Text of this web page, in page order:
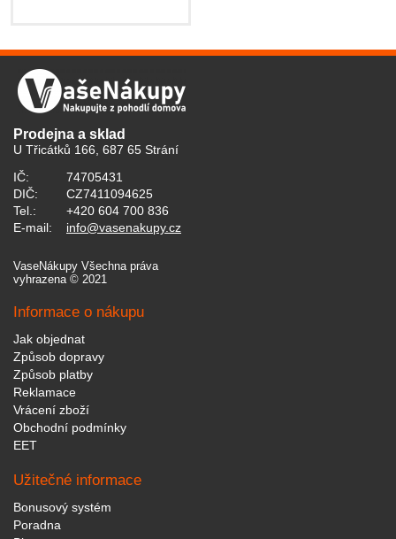
Prodejna a sklad
U Třicátků 166, 687 65 Strání
IČ:
74705431
DIČ:
CZ7411094625
Tel.:
+420 604 700 836
E-mail:
info@vasenakupy.cz
VaseNákupy Všechna práva
vyhrazena © 2021
Informace o nákupu
Jak objednat
Způsob dopravy
Způsob platby
Reklamace
Vrácení zboží
Obchodní podmínky
EET
Užitečné informace
Bonusový systém
Poradna